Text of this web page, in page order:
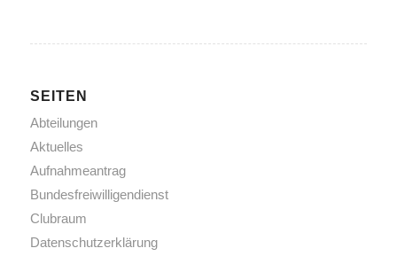
SEITEN
Abteilungen
Aktuelles
Aufnahmeantrag
Bundesfreiwilligendienst
Clubraum
Datenschutzerklärung